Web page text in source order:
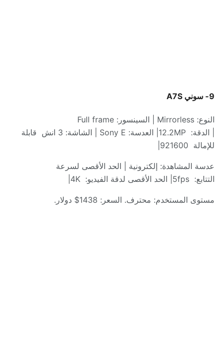
9- سوني
النوع: Mirrorless | السينسور
: Full frame
الدقة:
12.2MP| العدسة: Sony E | الشاشة: 3 انش قابلة
للإمالة 921600|
عدسة المشاهدة: إلكترونية
الحد الأقصى لسرعة
التتابع:
5fps| الحد الأقصى لدقة الفيديو:
4K|
مستوى المستخدم: محترف. السعر : 1438$ دولار .